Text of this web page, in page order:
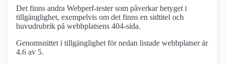
Det finns andra Webperf-tester som påverkar betyget i
tillgänglighet, exempelvis om det finns en sidtitel och
huvudrubrik på webbplatsens 404-sida.
Genomsnittet i tillgänglighet för nedan listade webbplatser är
4.6 av 5.